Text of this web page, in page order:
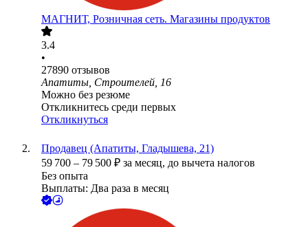
МАГНИТ, Розничная сеть. Магазины продуктов
3.4
•
27890 отзывов
Апатиты, Строителей, 16
Можно без резюме
Откликнитесь среди первых
Откликнуться
Продавец (Апатиты, Гладышева, 21)
59 700 – 79 500 ₽ за месяц, до вычета налогов
Без опыта
Выплаты: Два раза в месяц